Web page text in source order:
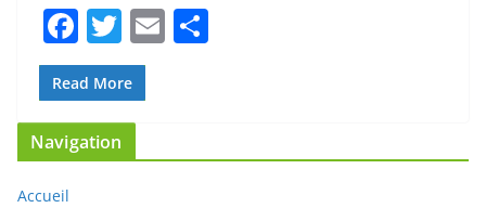
F
a
c
e
b
T
w
itt
er
E
er
Read More
Navigation
Accueil